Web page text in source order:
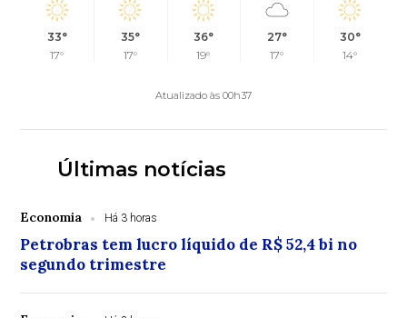
33°
17°
35°
17°
36°
19°
27°
17°
30°
14°
Atualizado às 00h37
Últimas notícias
Economia Há 3 horas
Petrobras tem lucro líquido de R$ 52,4 bi no
segundo trimestre